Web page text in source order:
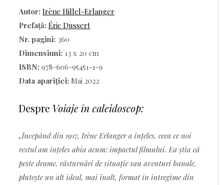
Autor: Irène Hillel-Erlanger
Prefață: Éric Dussert
Nr. pagini: 360
Dimensiuni: 13 x 20 cm
ISBN: 978-606-95451-1-9
Data apariției: Mai 2022
Despre Voiaje în caleidoscop:
„Începând din 1917, Irène Erlanger a înțeles, ceea ce noi
restul am înțeles abia acum: impactul filmului. Ea știa că
peste drame, răsturnări de situație sau aventuri banale,
plutește un alt ideal, mai înalt, format în întregime din